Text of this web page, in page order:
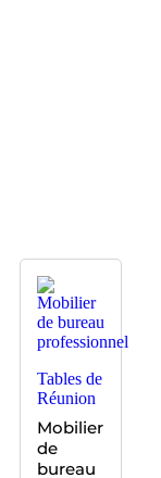
Tables de
Réunion
Mobilier
de
bureau